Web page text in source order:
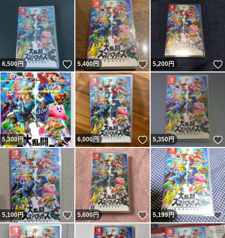
6,500円 いいね！
5,400円 いいね！
5,200円
5,300円 いいね！
6,000円 いいね！
5,350円
5,100円 いいね！
5,600円 いいね！
5,199円